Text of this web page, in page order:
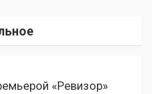
«Ревизор»